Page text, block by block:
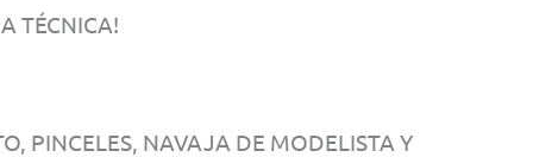
TÉCNICA!
PINCELES, NAVAJA DE MODELISTA Y